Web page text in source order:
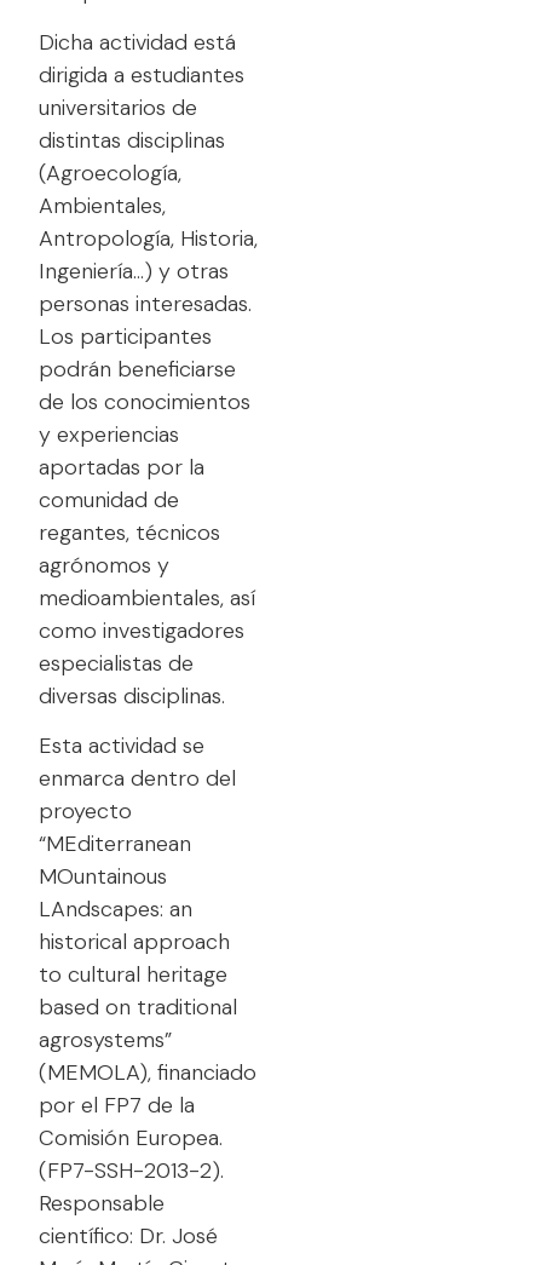
Dicha actividad está
dirigida a estudiantes
universitarios de
distintas disciplinas
(Agroecología,
Ambientales,
Antropología, Historia,
Ingeniería…) y otras
personas interesadas.
Los participantes
podrán beneficiarse
de los conocimientos
y experiencias
aportadas por la
comunidad de
regantes, técnicos
agrónomos y
medioambientales, así
como investigadores
especialistas de
diversas disciplinas.
Esta actividad se
enmarca dentro del
proyecto
“MEditerranean
MOuntainous
LAndscapes: an
historical approach
to cultural heritage
based on traditional
agrosystems”
(MEMOLA), financiado
por el FP7 de la
Comisión Europea.
(FP7-SSH-2013-2).
Responsable
científico: Dr. José